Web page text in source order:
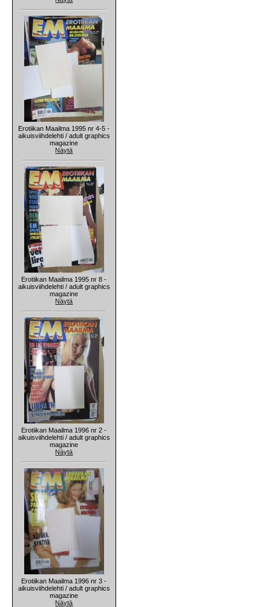
Erotiikan Maailma 1995 nr 4-5 -
aikuisviihdelehti / adult graphics
magazine
Näytä
Erotiikan Maailma 1995 nr 8 -
aikuisviihdelehti / adult graphics
magazine
Näytä
Erotiikan Maailma 1996 nr 2 -
aikuisviihdelehti / adult graphics
magazine
Näytä
Erotiikan Maailma 1996 nr 3 -
aikuisviihdelehti / adult graphics
magazine
Näytä